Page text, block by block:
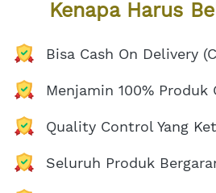
Kenapa Harus
Bisa Cash On Delivery
Menjamin 100% Produk
Quality Control Yang
Seluruh Produk